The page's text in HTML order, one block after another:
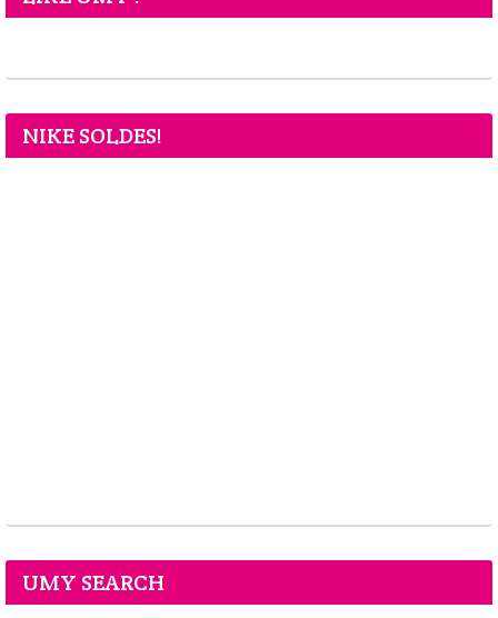
NIKE SOLDES!
UMY SEARCH